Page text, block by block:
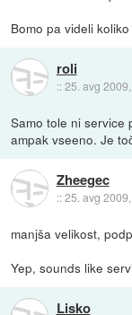
Bomo pa videli
roli
::25. avg
Samo tole ni service
ampak vseeno. Je
Zheegec
::25. avg
manjša velikost,
Yep, sounds like
Lisko